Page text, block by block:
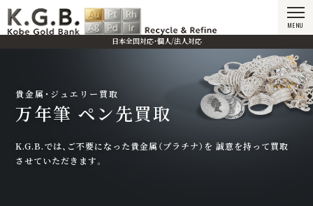
日本全国対応・個人/法人対応
MENU
貴金属・ジュエリー買取
万年筆 ペン先買取
K.G.B.では、ご不要になった貴金属（プラチナ）を 誠意を持って買取
させていただきます。